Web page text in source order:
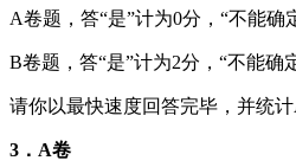
A卷题，答“是”计为0分，“不能确
B卷题，答“是”计为2分，“不能确
请你以最快速度回答完毕，并统计
3．A卷